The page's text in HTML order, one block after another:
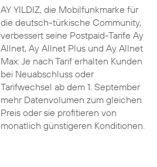
AY YILDIZ, die Mobilfunkmarke für
die deutsch-türkische Community,
verbessert seine Postpaid-Tarife Ay
Allnet, Ay Allnet Plus und Ay Allnet
Max: Je nach Tarif erhalten Kunden
bei Neuabschluss oder
Tarifwechsel ab dem 1. September
mehr Datenvolumen zum gleichen
Preis oder sie profitieren von
monatlich günstigeren Konditionen.